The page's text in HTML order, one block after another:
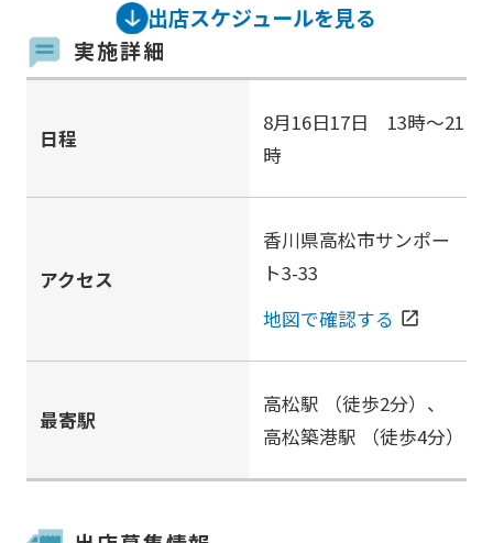
出店スケジュールを見る
実施詳細
日程
8月16日17日 13時～21
時
アクセス
香川県高松市サンポー
ト3-33
地図で確認する open_in_new
最寄駅
高松駅
（徒歩2分）、
高松築港駅
（徒歩4分）